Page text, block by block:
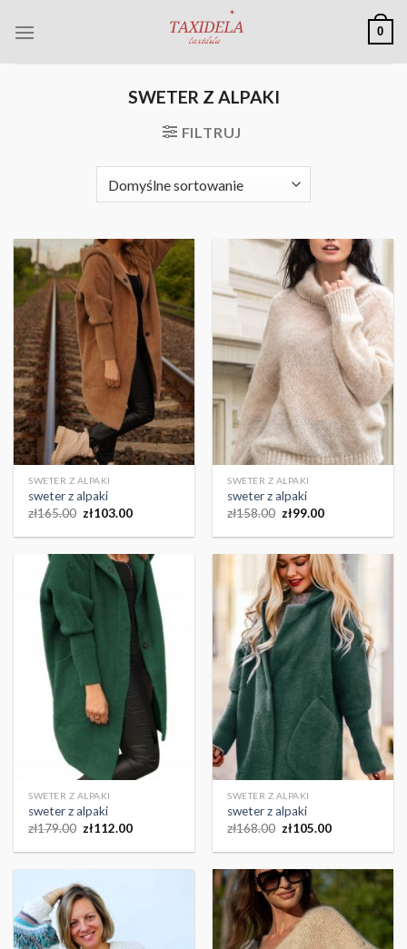
0
SWETER Z ALPAKI
FILTRUJ
SWETER Z ALPAKI
sweter z alpaki
zł165.00 zł103.00
SWETER Z ALPAKI
sweter z alpaki
zł158.00 zł99.00
SWETER Z ALPAKI
sweter z alpaki
zł179.00 zł112.00
SWETER Z ALPAKI
sweter z alpaki
zł168.00 zł105.00